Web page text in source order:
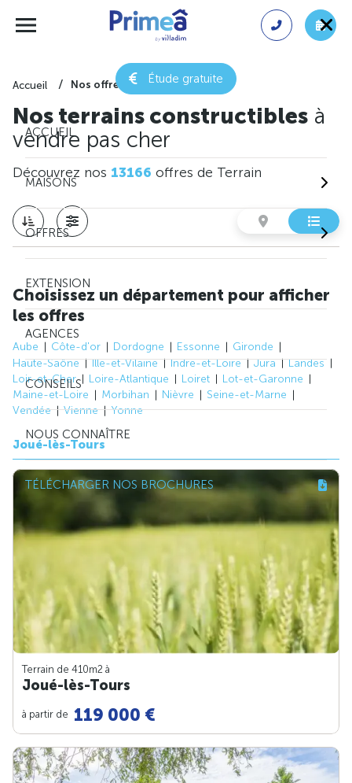
Étude gratuite
ACCUEIL
MAISONS
OFFRES
EXTENSION
AGENCES
CONSEILS
NOUS CONNAÎTRE
TÉLÉCHARGER NOS BROCHURES
Accueil Nos offres de terrain
Nos terrains constructibles à
vendre pas cher
Découvrez nos 13166 offres de Terrain
Choisissez un département pour afficher
les offres
Aube Côte-d'or Dordogne Essonne
Gironde
Haute-Saône
Ille-et-Vilaine Indre-et-Loire Jura
Landes
Loir-et-Cher
Loire-Atlantique Loiret
Lot-et-Garonne
Maine-et-Loire
Morbihan Nièvre
Seine-et-Marne
Vendée
Vienne Yonne
Joué-lès-Tours
Terrain de 410m2 à
Joué-lès-Tours
à partir de 119 000 €